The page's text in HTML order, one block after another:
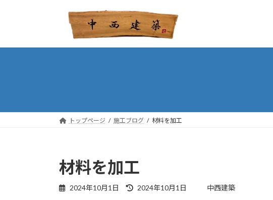
プ
動
トップページ 施工ブログ 材料を加工
材料を加工
2024年10月1日
最
2024年10月1日 中西建築